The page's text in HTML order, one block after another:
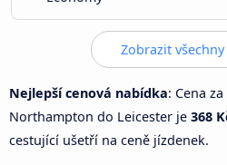
Zobrazit
Nejlepší cenová nabídka: Cena
Northampton do Leicester je 368
cestující ušetří na ceně jízdenek.